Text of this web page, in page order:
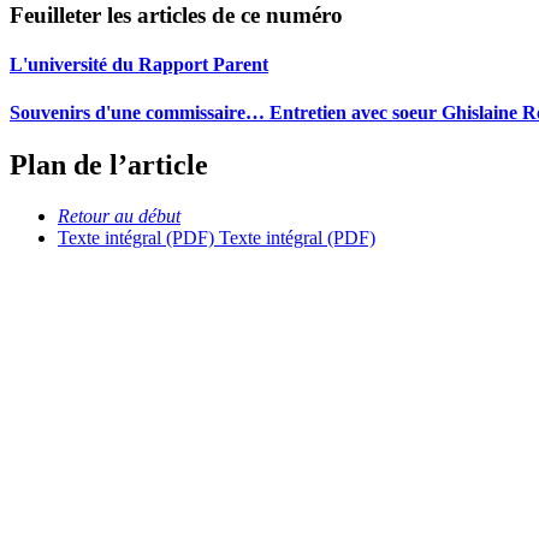
Feuilleter les articles de ce numéro
L'université du Rapport Parent
Souvenirs d'une commissaire… Entretien avec soeur Ghislaine
Plan de l’article
Retour au début
Texte intégral (PDF) Texte intégral (PDF)